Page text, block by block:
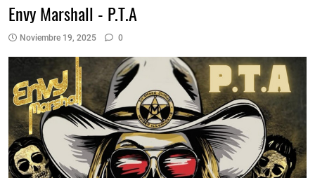
Envy Marshall - P.T.A
Noviembre 19, 2025 0